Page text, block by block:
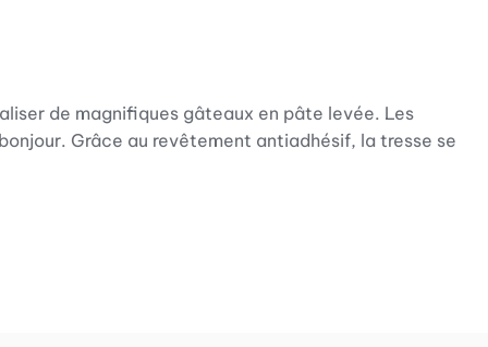
de magnifiques gâteaux en pâte levée. Les
Grâce au revêtement antiadhésif, la tresse se